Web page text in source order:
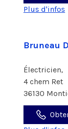
Plus d'infos
Bruneau
Électricien,
4 chem Ret
36130